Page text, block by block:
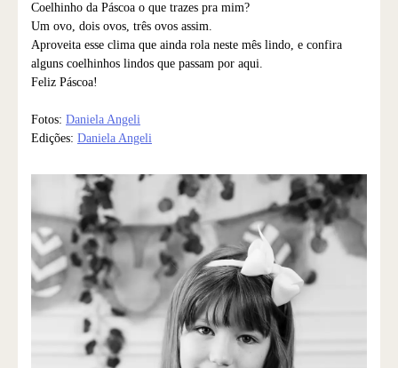
Coelhinho da Páscoa o que trazes pra mim?
Um ovo, dois ovos, três ovos assim.
Aproveita esse clima que ainda rola neste mês lindo, e confira
alguns coelhinhos lindos que passam por aqui.
Feliz Páscoa!
Fotos: Daniela Angeli
Edições: Daniela Angeli